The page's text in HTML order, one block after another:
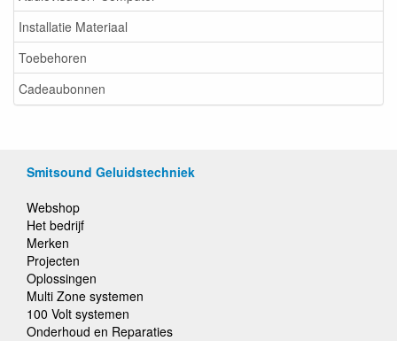
Installatie Materiaal
Toebehoren
Cadeaubonnen
Smitsound Geluidstechniek
Webshop
Het bedrijf
Merken
Projecten
Oplossingen
Multi Zone systemen
100 Volt systemen
Onderhoud en Reparaties